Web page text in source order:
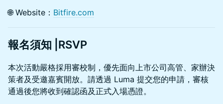
🌐 Website： Bitfire.com
報名須知 |RSVP
本次活動嚴格採用審校制，優先面向上市公司高管、家辦決
策者及受邀嘉賓開放。請透過 Luma 提交您的申請，審核
通過後您將收到確認函及正式入場憑證。